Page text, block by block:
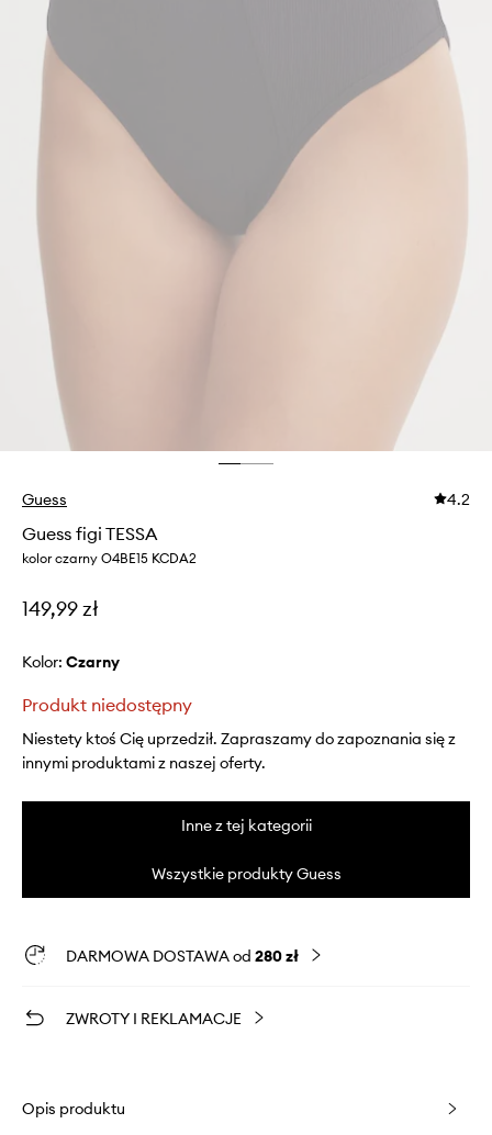
Guess 4.2
Guess figi TESSA
kolor czarny O4BE15 KCDA2
149,99 zł
Kolor: czarny
Produkt niedostępny
Niestety ktoś Cię uprzedził. Zapraszamy do zapoznania się z
innymi produktami z naszej oferty.
Inne z tej kategorii
Wszystkie produkty Guess
DARMOWA DOSTAWA od 280 zł
ZWROTY I REKLAMACJE
Opis produktu